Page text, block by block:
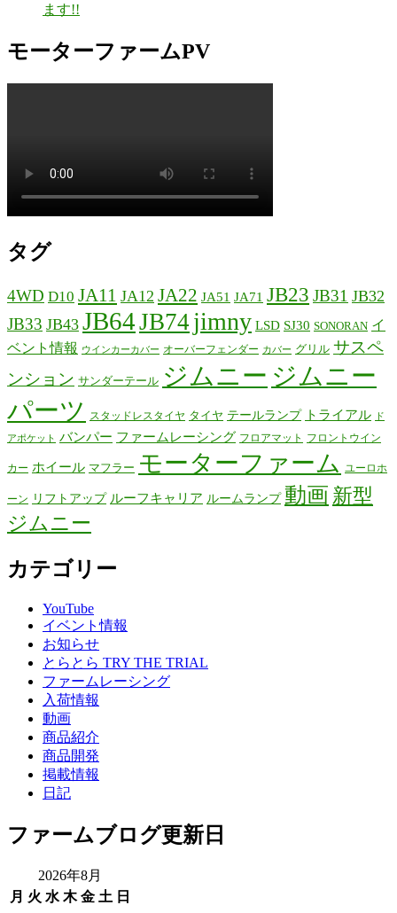
ます!!
モーターファームPV
タグ
4WD D10 JA11 JA12 JA22 JA51 JA71 JB23 JB31 JB32
JB33 JB43 JB64JB74 jimny LSD SJ30 SONORAN イ
ベント情報
ウインカーカバー オーバーフェンダー カバー グリル サスペ
ンション サンダーテール ジムニー ジムニー
パーツ
スタッドレスタイヤ タイヤ テールランプ トライアル ド
アポケット バンパー ファームレーシング フロアマット フロントウイン
カー ホイール マフラー モーターファーム ユーロホ
ーン リフトアップ ルーフキャリア ルームランプ 動画 新型
ジムニー
カテゴリー
YouTube
イベント情報
お知らせ
とらとら TRY THE TRIAL
ファームレーシング
入荷情報
動画
商品紹介
商品開発
掲載情報
日記
ファームブログ更新日
2026年8月
月 火 水 木 金 土 日